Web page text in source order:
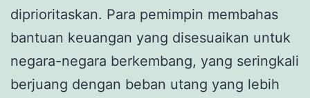
diprioritaskan. Para pemimpin membahas
bantuan keuangan yang disesuaikan untuk
negara-negara berkembang, yang seringkali
berjuang dengan beban utang yang lebih